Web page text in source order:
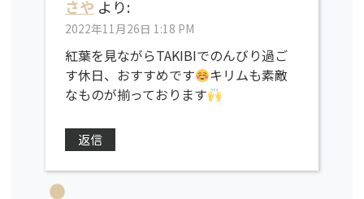
さや より:
2022年11月26日 1:18 PM
紅葉を見ながらTAKIBIでのんびり過ご
す休日、おすすめです
キリムも素敵
なものが揃っております
返信